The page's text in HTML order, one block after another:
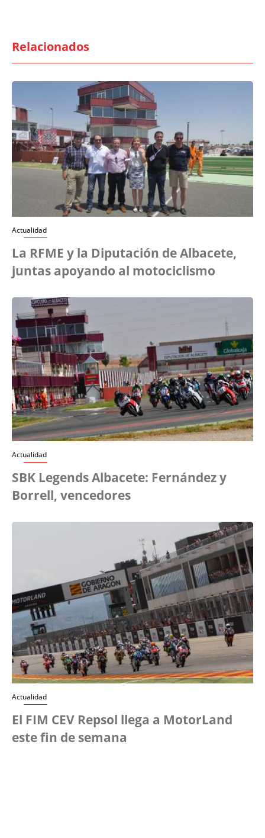
Relacionados
Actualidad
La RFME y la Diputación de Albacete,
juntas apoyando al motociclismo
Actualidad
SBK Legends Albacete: Fernández y
Borrell, vencedores
Actualidad
El FIM CEV Repsol llega a MotorLand
este fin de semana